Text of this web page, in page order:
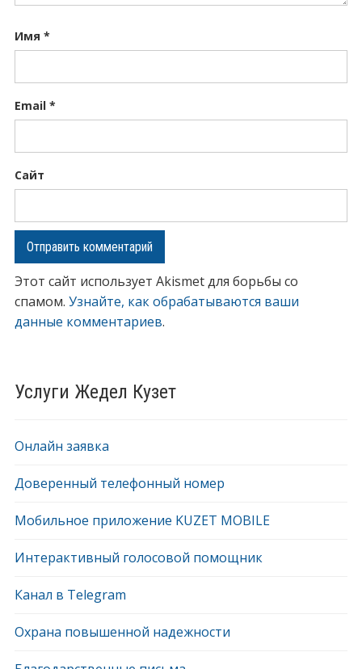
Услуги Жедел Кузет
Онлайн заявка
Доверенный телефонный номер
Мобильное приложение KUZET MOBILE
Интерактивный голосовой помощник
Канал в Telegram
Охрана повышенной надежности
Имя *
Email *
Сайт
Этот сайт использует Akismet для борьбы со
спамом. Узнайте, как обрабатываются ваши
данные комментариев.